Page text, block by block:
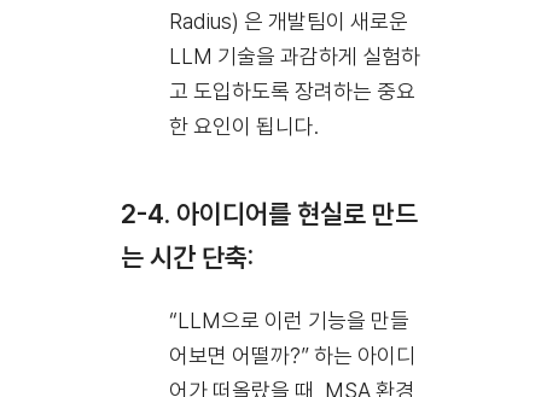
Radius) 은 개발팀이 새로운
LLM 기술을 과감하게 실험하
고 도입하도록 장려하는 중요
한 요인이 됩니다.
2-4. 아이디어를 현실로 만드
는 시간 단축:
“LLM으로 이런 기능을 만들
어보면 어떨까?” 하는 아이디
어가 떠올랐을 때, MSA 환경